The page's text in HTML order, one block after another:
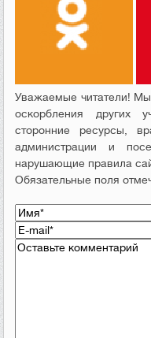
Уважаемые читатели!
оскорбления других
сторонние ресурсы,
администрации и
нарушающие правила
Обязательные поля